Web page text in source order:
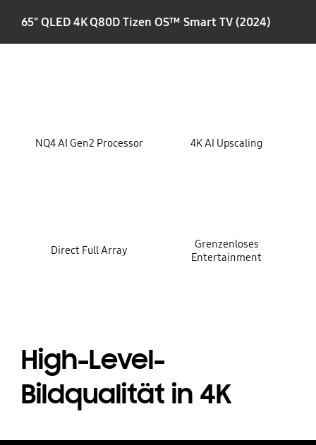
65" QLED 4K Q80D Tizen OS™ Smart TV (2024)
NQ4 AI Gen2 Processor 4K AI Upscaling
Direct Full Array
Grenzenloses
Entertainment
High-Level-
Bildqualität in 4K